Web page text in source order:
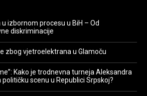
izbornom procesu u BiH – Od
diskriminacije
zbog vjetroelektrana u Glamoču
Kako je trodnevna turneja Aleksandra
scenu u Republici Srpskoj?